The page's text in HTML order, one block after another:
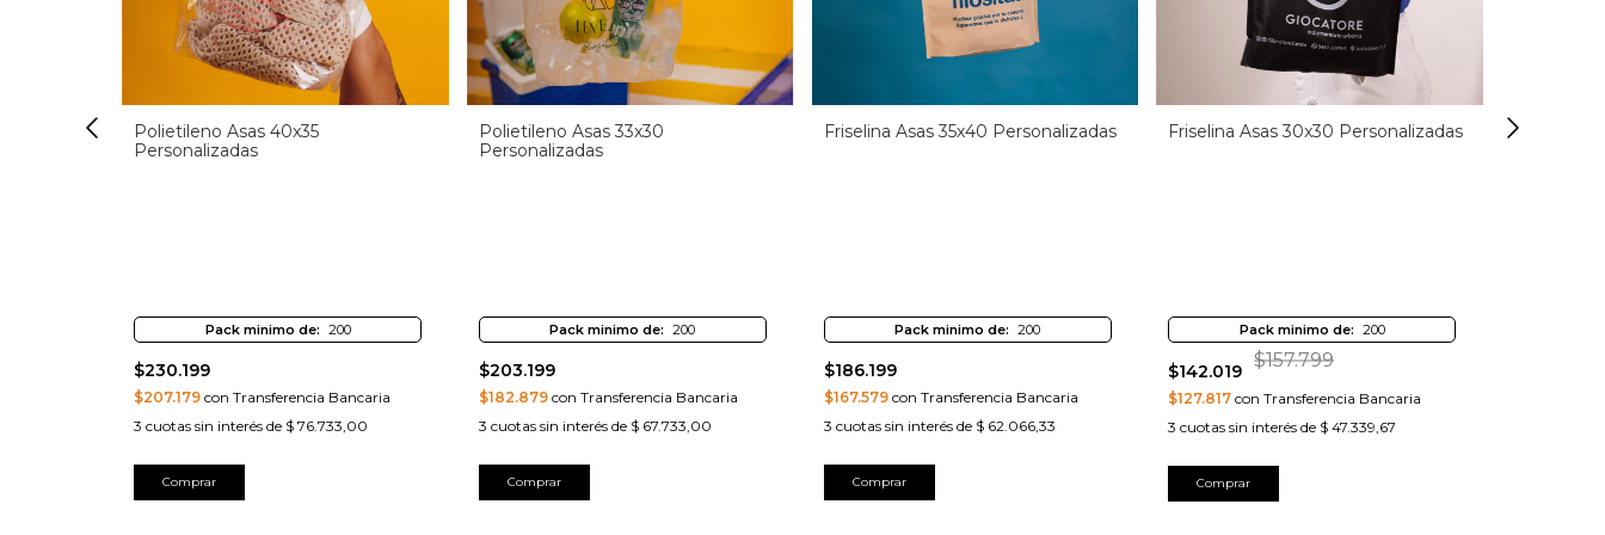
Polietileno Asas 40x35
Personalizadas
Pack minimo de: 200
$230.199
$207.179 con Transferencia Bancaria
3 cuotas sin interés de $ 76.733,00
Comprar
Polietileno Asas 33x30
Personalizadas
Pack minimo de: 200
$203.199
$182.879con Transferencia Bancaria
3 cuotas sin interés de $ 67.733,00
Comprar
Friselina Asas 35x40 Personalizadas
Pack minimo de: 200
$186.199
$167.579con Transferencia Bancaria
3 cuotas sin interés de $ 62.066,33
Comprar
Friselina Asas 30x30 Personalizadas
Pack minimo de: 200
$142.019
$157.799
$127.817 con Transferencia Bancaria
3 cuotas sin interés de $ 47.339,67
Comprar
Laminada